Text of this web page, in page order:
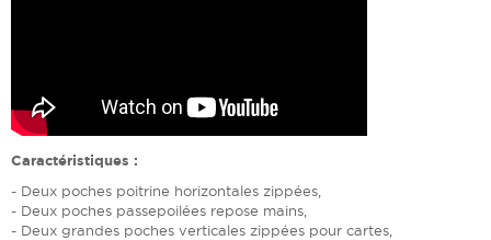
Caractéristiques :
- Deux poches poitrine horizontales zippées,
- Deux poches passepoilées repose mains,
- Deux grandes poches verticales zippées pour cartes,